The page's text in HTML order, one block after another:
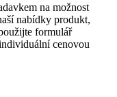
na možnost
nabídky produkt,
formulář
cenovou